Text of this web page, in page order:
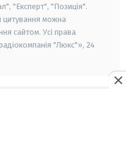
"Експерт", "Позиція".
цитування можна
сайтом. Усі права
"Люкс"», 24